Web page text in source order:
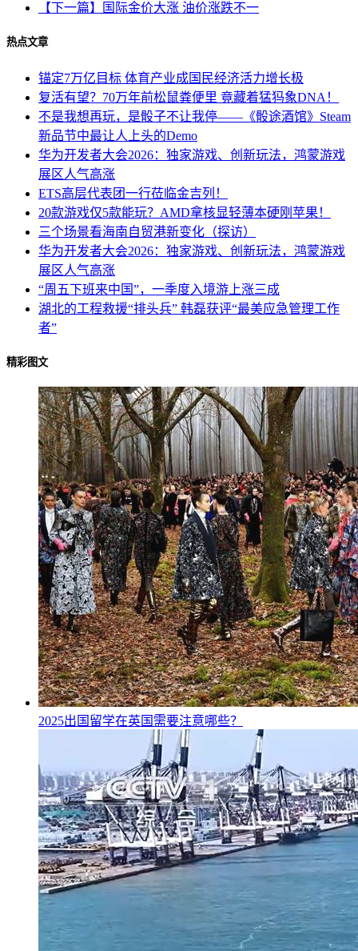
【下一篇】国际金价大涨 油价涨跌不一
热点文章
锚定7万亿目标 体育产业成国民经济活力增长极
复活有望？70万年前松鼠粪便里 竟藏着猛犸象DNA！
不是我想再玩，是骰子不让我停——《骰途酒馆》Steam
新品节中最让人上头的Demo
华为开发者大会2026：独家游戏、创新玩法，鸿蒙游戏
展区人气高涨
ETS高层代表团一行莅临金吉列！
20款游戏仅5款能玩？AMD拿核显轻薄本硬刚苹果！
三个场景看海南自贸港新变化（探访）
华为开发者大会2026：独家游戏、创新玩法，鸿蒙游戏
展区人气高涨
“周五下班来中国”，一季度入境游上涨三成
湖北的工程救援“排头兵” 韩磊获评“最美应急管理工作
者”
精彩图文
2025出国留学在英国需要注意哪些？